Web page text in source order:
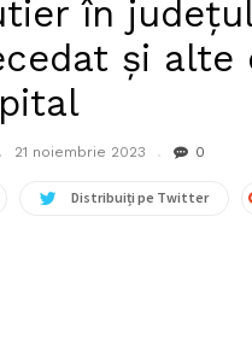
în
și alte
21 noiembrie 2023 0
Distribuiți pe Twitter